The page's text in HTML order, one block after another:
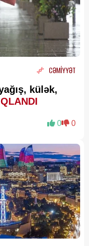
CƏMİYYƏT
külək,
0 0